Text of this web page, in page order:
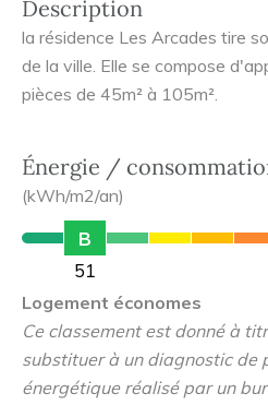
Description
la résidence Les Arcades tire
de la ville. Elle se compose
pièces de 45m² à 105m².
Énergie /
(kWh/m2/an)
B
51
Logement économes
Ce classement est donné à
substituer à un diagnostic de
énergétique réalisé par un